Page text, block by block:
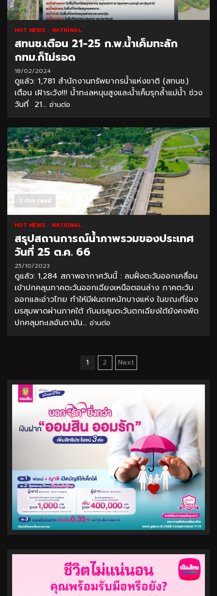
HOT NEWS NATIONAL
สทนช.เตือน 21-25 ก.พ.น้ำเค็มทะลัก
กทม.ก็ไม่รอด
18/02/2024
ดูแล้ว: 1,781 สำนักงานทรัพยากรน้ำแห่งชาติ (สทนช.)
เตือน เฝ้าระวัง!!! น้ำทะเลหนุนสูงและน้ำเค็มรุกล้ำแม่น้ำ ช่วง
วันที่ 21... อ่านต่อ
1 min read
HOT NEWS NATIONAL
สรุปสถานการณ์น้ำภาพรวมของประเทศ
วันที่ 25 ต.ค. 66
25/10/2023
ดูแล้ว: 1,284 สภาพอากาศวันนี้ : ลมฝั่งตะวันออกเคลื่อน
เข้าปกคลุมภาคตะวันออกเฉียงเหนือตอนล่าง ภาคตะวัน
ออกและอ่าวไทย ทำให้มีฝนตกหนักบางแห่ง ในขณะที่ร่อง
มรสุมพาดผ่านภาคใต้ กับมรสุมตะวันตกเฉียงใต้ยังคงพัด
ปกคลุมทะเลอันดามัน... อ่านต่อ
Posts
pagination
1 2 Next